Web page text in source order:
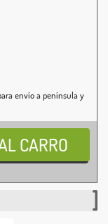
envío a península y